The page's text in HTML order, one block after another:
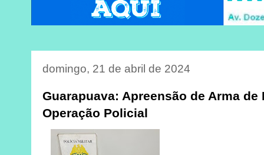
domingo, 21 de abril de 2024
Guarapuava: Apreensão de Arma de
Operação Policial